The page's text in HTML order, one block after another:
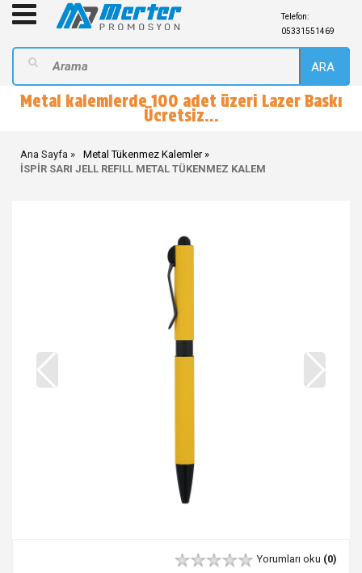
Telefon:
05331551469
ARA
Metal kalemlerde 100 adet üzeri Lazer Baskı
Ücretsiz...
Ana Sayfa
Metal Tükenmez Kalemler
İSPİR SARI JELL REFILL METAL TÜKENMEZ KALEM
Yorumları oku (0)